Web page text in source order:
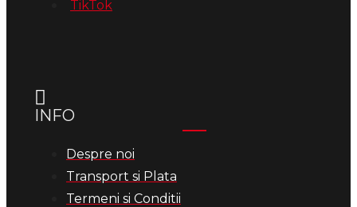
INFO
Despre noi
Transport si Plata
Termeni si Conditii